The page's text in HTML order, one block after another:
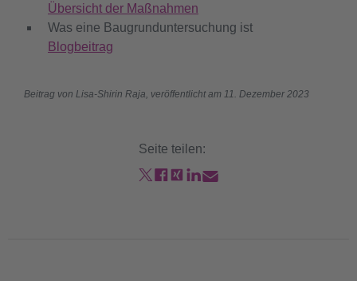
Übersicht der Maßnahmen
Was eine Baugrunduntersuchung ist
Blogbeitrag
Beitrag von Lisa-Shirin Raja, veröffentlicht am 11. Dezember 2023
Seite teilen: